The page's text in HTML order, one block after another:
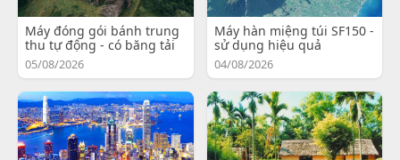
Máy đóng gói bánh trung
thu tự động - có băng tải
05/08/2026
Máy hàn miệng túi SF150 -
sử dụng hiệu quả
04/08/2026